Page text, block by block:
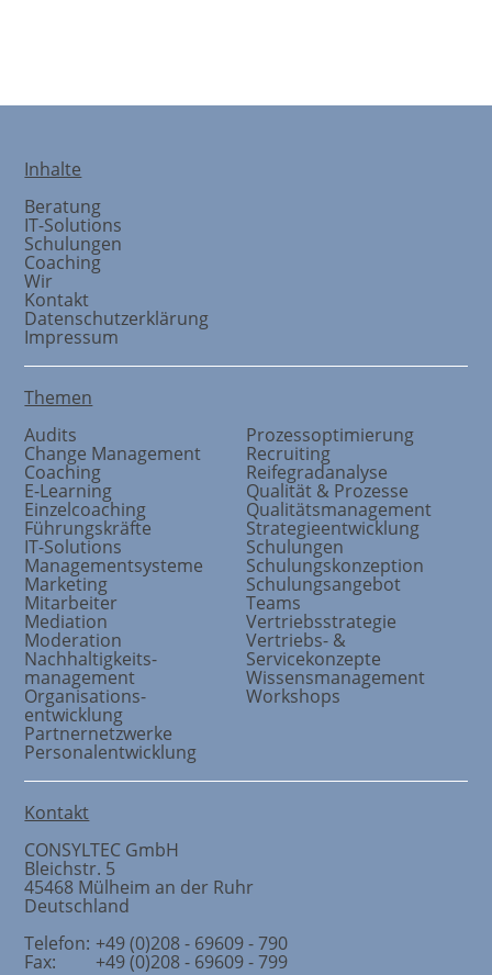
Inhalte
Beratung
IT-Solutions
Schulungen
Coaching
Wir
Kontakt
Datenschutzerklärung
Impressum
Themen
Audits
Change Management
Coaching
E-Learning
Einzelcoaching
Führungskräfte
IT-Solutions
Managementsysteme
Marketing
Mitarbeiter
Mediation
Moderation
Nachhaltigkeits-
management
Organisations-
entwicklung
Partnernetzwerke
Personalentwicklung
Prozessoptimierung
Recruiting
Reifegradanalyse
Qualität & Prozesse
Qualitätsmanagement
Strategieentwicklung
Schulungen
Schulungskonzeption
Schulungsangebot
Teams
Vertriebsstrategie
Vertriebs- &
Servicekonzepte
Wissensmanagement
Workshops
Kontakt
CONSYLTEC GmbH
Bleichstr. 5
45468 Mülheim an der Ruhr
Deutschland
Telefon: +49 (0)208 - 69609 - 790
Fax: +49 (0)208 - 69609 - 799